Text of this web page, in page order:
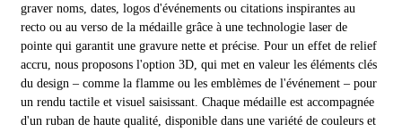
graver noms, dates, logos d'événements ou citations inspirantes au
recto ou au verso de la médaille grâce à une technologie laser de
pointe qui garantit une gravure nette et précise. Pour un effet de relief
accru, nous proposons l'option 3D, qui met en valeur les éléments clés
du design – comme la flamme ou les emblèmes de l'événement – ​​pour
un rendu tactile et visuel saisissant. Chaque médaille est accompagnée
d'un ruban de haute qualité, disponible dans une variété de couleurs et